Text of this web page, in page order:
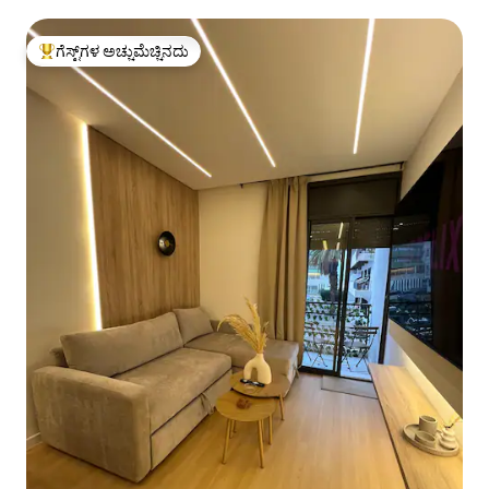
ಗೆಸ್ಟ್‌ಗಳಿಗೆ ಅತಿ ಹೆಚ್ಚು ಅಚ್ಚುಮೆಚ್ಚಿನದು
ಗೆಸ್ಟ್‌ಗಳ ಅಚ್ಚುಮೆಚ್ಚಿನದು